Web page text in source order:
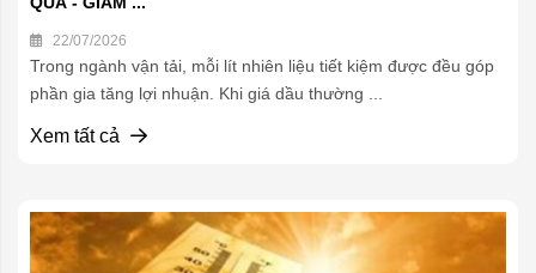
22/07/2026
Trong ngành vận tải, mỗi lít nhiên liệu tiết kiệm được đều góp
phần gia tăng lợi nhuận. Khi giá dầu thường ...
Xem tất cả